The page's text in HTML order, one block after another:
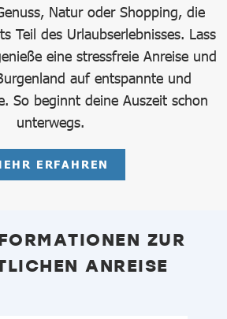
Natur oder Shopping, die
Teil des Urlaubserlebnisses. Lass
eine stressfreie Anreise und
auf entspannte und
So beginnt deine Auszeit schon
unterwegs.
ERFAHREN
ZUR
ANREISE